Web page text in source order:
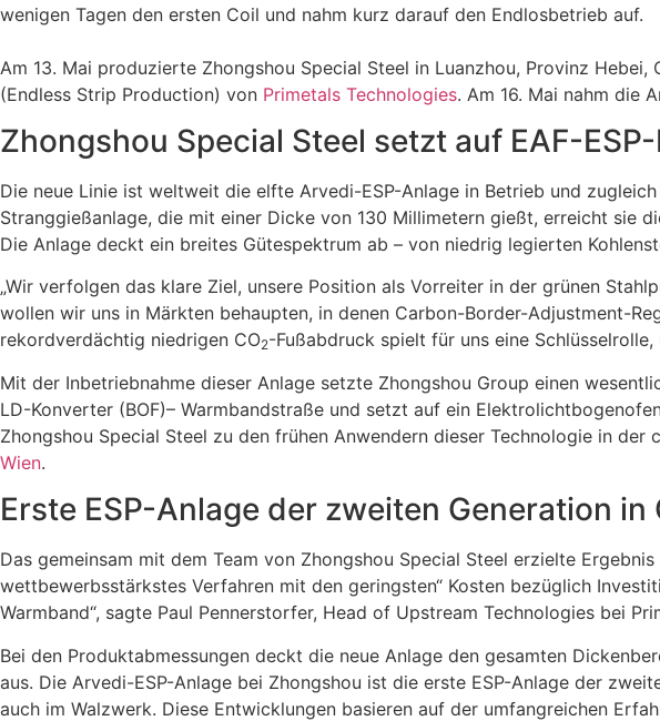
wenigen Tagen den ersten Coil und nahm kurz darauf den Endlosbetrieb auf.
Am 13. Mai produzierte Zhongshou Special Steel in Luanzhou, Provinz
(Endless Strip Production) von Primetals Technologies. Am 16. Mai nahm die
Zhongshou Special Steel setzt auf EAF-
Die neue Linie ist weltweit die elfte Arvedi-ESP-Anlage in Betrieb und
Stranggießanlage, die mit einer Dicke von 130 Millimetern gießt, erreicht sie
Die Anlage deckt ein breites Gütespektrum ab – von niedrig legierten
„Wir verfolgen das klare Ziel, unsere Position als Vorreiter in der grünen
wollen wir uns in Märkten behaupten, in denen Carbon-Border-Adjustment-
rekordverdächtig niedrigen CO2-Fußabdruck spielt für uns eine
Mit der Inbetriebnahme dieser Anlage setzte Zhongshou Group einen
LD-Konverter (BOF)– Warmbandstraße und setzt auf ein
Zhongshou Special Steel zu den frühen Anwendern dieser Technologie in
Wien.
Erste ESP-Anlage der zweiten Generation in
Das gemeinsam mit dem Team von Zhongshou Special Steel erzielte
wettbewerbsstärkstes Verfahren mit den geringsten“ Kosten bezüglich
Warmband“, sagte Paul Pennerstorfer, Head of Upstream Technologies bei
Bei den Produktabmessungen deckt die neue Anlage den gesamten
aus. Die Arvedi-ESP-Anlage bei Zhongshou ist die erste ESP-Anlage der
auch im Walzwerk. Diese Entwicklungen basieren auf der umfangreichen